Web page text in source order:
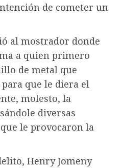
de cometer un
al mostrador donde
a quien primero
de metal que
que le diera el
molesto, la
diversas
le provocaron la
Henry Jomeny